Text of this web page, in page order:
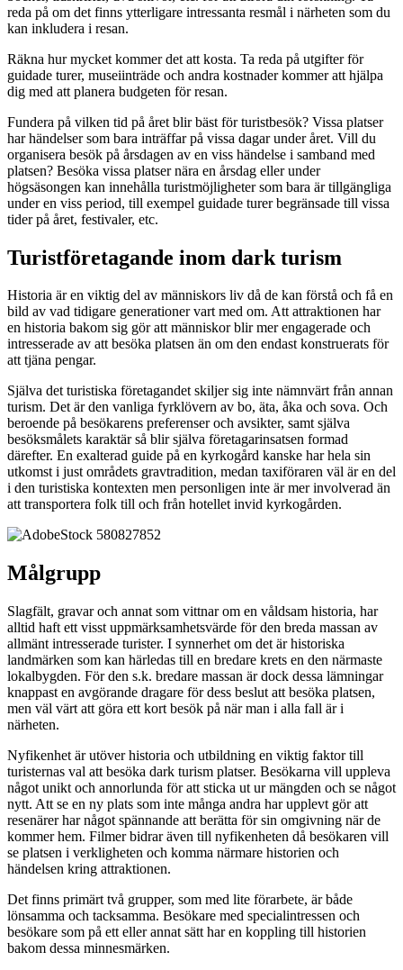
reda på om det finns ytterligare intressanta resmål i närheten som du
kan inkludera i resan.
Räkna hur mycket kommer det att kosta. Ta reda på utgifter för
guidade turer, museiinträde och andra kostnader kommer att hjälpa
dig med att planera budgeten för resan.
Fundera på vilken tid på året blir bäst för turistbesök? Vissa platser
har händelser som bara inträffar på vissa dagar under året. Vill du
organisera besök på årsdagen av en viss händelse i samband med
platsen? Besöka vissa platser nära en årsdag eller under
högsäsongen kan innehålla turistmöjligheter som bara är tillgängliga
under en viss period, till exempel guidade turer begränsade till vissa
tider på året, festivaler, etc.
Turistföretagande inom dark turism
Historia är en viktig del av människors liv då de kan förstå och få en
bild av vad tidigare generationer vart med om. Att attraktionen har
en historia bakom sig gör att människor blir mer engagerade och
intresserade av att besöka platsen än om den endast konstruerats för
att tjäna pengar.
Själva det turistiska företagandet skiljer sig inte nämnvärt från annan
turism. Det är den vanliga fyrklövern av bo, äta, åka och sova. Och
beroende på besökarens preferenser och avsikter, samt själva
besöksmålets karaktär så blir själva företagarinsatsen formad
därefter. En exalterad guide på en kyrkogård kanske har hela sin
utkomst i just områdets gravtradition, medan taxiföraren väl är en del
i den turistiska kontexten men personligen inte är mer involverad än
att transportera folk till och från hotellet invid kyrkogården.
Målgrupp
Slagfält, gravar och annat som vittnar om en våldsam historia, har
alltid haft ett visst uppmärksamhetsvärde för den breda massan av
allmänt intresserade turister. I synnerhet om det är historiska
landmärken som kan härledas till en bredare krets en den närmaste
lokalbygden. För den s.k. bredare massan är dock dessa lämningar
knappast en avgörande dragare för dess beslut att besöka platsen,
men väl värt att göra ett kort besök på när man i alla fall är i
närheten.
Nyfikenhet är utöver historia och utbildning en viktig faktor till
turisternas val att besöka dark turism platser. Besökarna vill uppleva
något unikt och annorlunda för att sticka ut ur mängden och se något
nytt. Att se en ny plats som inte många andra har upplevt gör att
resenärer har något spännande att berätta för sin omgivning när de
kommer hem. Filmer bidrar även till nyfikenheten då besökaren vill
se platsen i verkligheten och komma närmare historien och
händelsen kring attraktionen.
Det finns primärt två grupper, som med lite förarbete, är både
lönsamma och tacksamma. Besökare med specialintressen och
besökare som på ett eller annat sätt har en koppling till historien
bakom dessa minnesmärken.